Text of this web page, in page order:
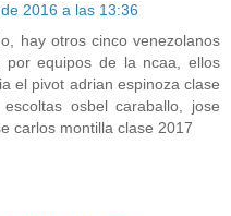
2016 a las 13:36
hay otros cinco venezolanos
por equipos de la ncaa, ellos
el pivot adrian espinoza clase
osbel caraballo, jose
carlos montilla clase 2017